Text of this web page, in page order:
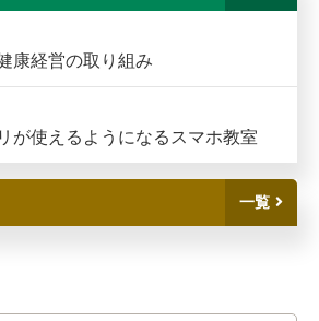
康経営の取り組み
が使えるようになるスマホ教室
一覧